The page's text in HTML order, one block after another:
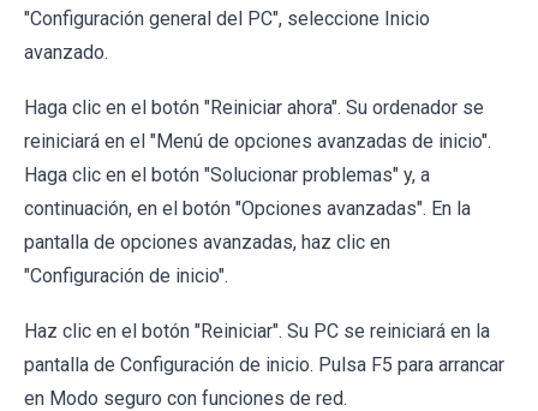
"Configuración general del PC", seleccione Inicio
avanzado.
Haga clic en el botón "Reiniciar ahora". Su ordenador se
reiniciará en el "Menú de opciones avanzadas de inicio".
Haga clic en el botón "Solucionar problemas" y, a
continuación, en el botón "Opciones avanzadas". En la
pantalla de opciones avanzadas, haz clic en
"Configuración de inicio".
Haz clic en el botón "Reiniciar". Su PC se reiniciará en la
pantalla de Configuración de inicio. Pulsa F5 para arrancar
en Modo seguro con funciones de red.